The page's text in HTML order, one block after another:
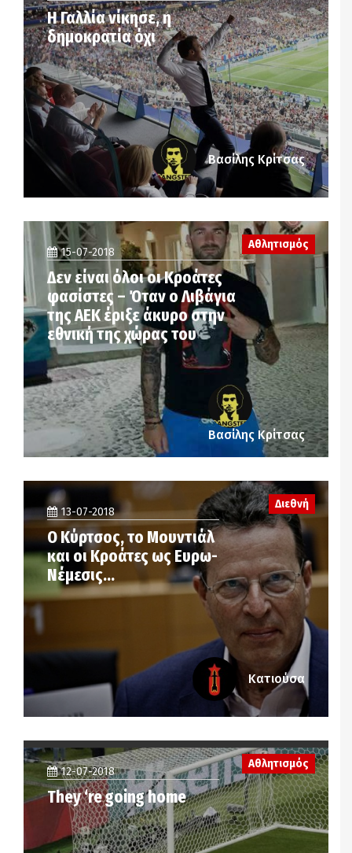
Η Γαλλία νίκησε, η
δημοκρατία όχι
Βασίλης Κρίτσας
Αθλητισμός
15-07-2018
Δεν είναι όλοι οι Κροάτες
φασίστες – Όταν ο Λιβάγια
της ΑΕΚ έριξε άκυρο στην
εθνική της χώρας του
Βασίλης Κρίτσας
13-07-2018
Ο Κύρτσος, το Μουντιάλ
και οι Κροάτες ως Ευρω-
Νέμεσις…
Διεθνή
Κατιούσα
12-07-2018
They ‘re going home
Αθλητισμός